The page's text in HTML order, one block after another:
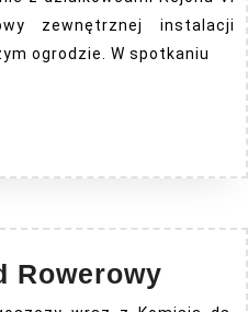
zewnętrznej instalacji
ogrodzie. W spotkaniu
Rowerowy